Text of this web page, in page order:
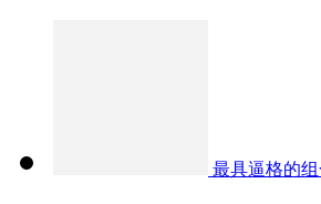
最具逼格的